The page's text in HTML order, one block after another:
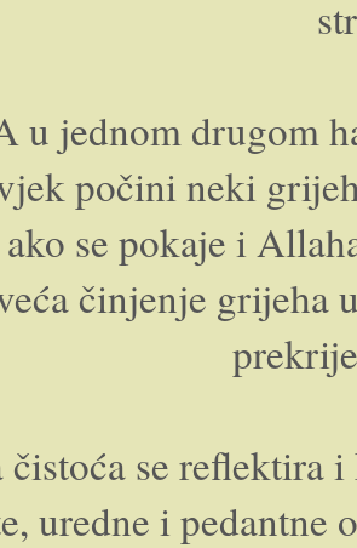
u jednom drugom
počini neki
se pokaje i
činjenje grijeha
čistoća se reflektira
uredne i pedantne